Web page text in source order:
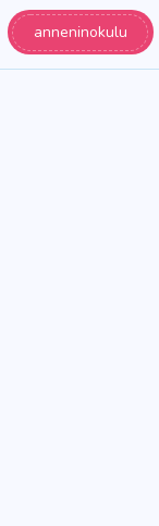
anneninokulu